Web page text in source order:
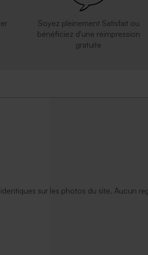
Soyez pleinement Satisfait ou
bénéficiez d'une réimpression
gratuite
sur les photos du site. Aucun